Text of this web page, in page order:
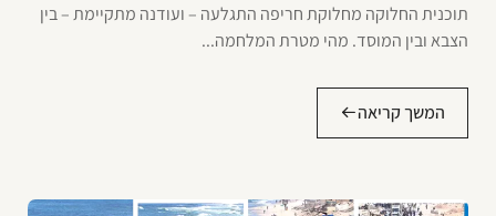
תוכנית החלוקה מחלוקת חריפה התגלעה – ועודנה מתקיימת – בין
הצבא ובין המוסד. מהי מטרת המלחמה...
המשך קריאה